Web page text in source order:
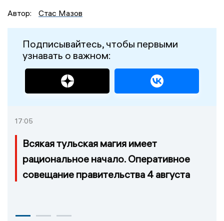
Автор:
Стас Мазов
Подписывайтесь, чтобы первыми
узнавать о важном:
17:05
Всякая тульская магия имеет
рациональное начало. Оперативное
совещание правительства 4 августа